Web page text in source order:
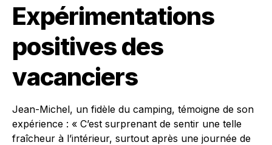
Expérimentations
positives des
vacanciers
Jean-Michel, un fidèle du camping, témoigne de son
expérience : « C’est surprenant de sentir une telle
fraîcheur à l’intérieur, surtout après une journée de